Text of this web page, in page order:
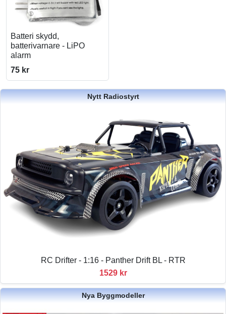
Batteri skydd,
batterivarnare - LiPO
alarm
75 kr
Nytt Radiostyrt
RC Drifter - 1:16 - Panther Drift BL - RTR
1529 kr
Nya Byggmodeller